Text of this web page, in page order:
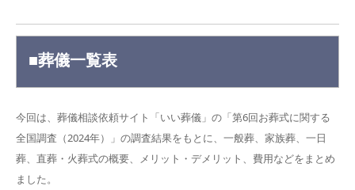
■葬儀一覧表
今回は、葬儀相談依頼サイト「いい葬儀」の「第6回お葬式に関する
全国調査（2024年）」の調査結果をもとに、一般葬、家族葬、一日
葬、直葬・火葬式の概要、メリット・デメリット、費用などをまとめ
ました。